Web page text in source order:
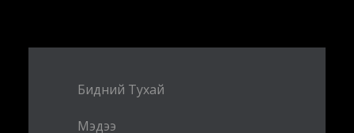
Бидний Тухай
Мэдээ